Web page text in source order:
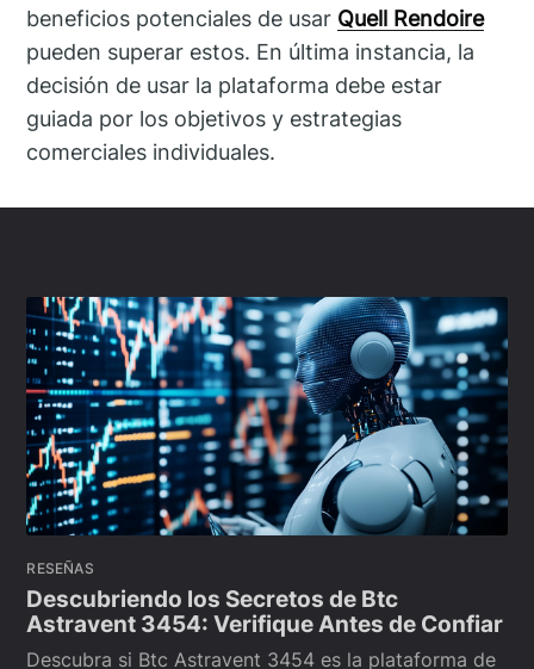
beneficios potenciales de usar Quell Rendoire
pueden superar estos. En última instancia, la
decisión de usar la plataforma debe estar
guiada por los objetivos y estrategias
comerciales individuales.
RESEÑAS
Descubriendo los Secretos de Btc
Astravent 3454: Verifique Antes de Confiar
Descubra si Btc Astravent 3454 es la plataforma de